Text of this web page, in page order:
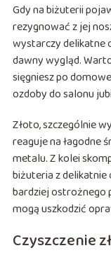
Gdy na biżuterii
rezygnować z jej
wystarczy delikatne
dawny wygląd.
sięgniesz po
ozdoby do salonu
Złoto, szczególnie
reaguje na łagodne
metalu. Z kolei
biżuteria z
bardziej ostrożnego
mogą uszkodzić
Czyszczenie